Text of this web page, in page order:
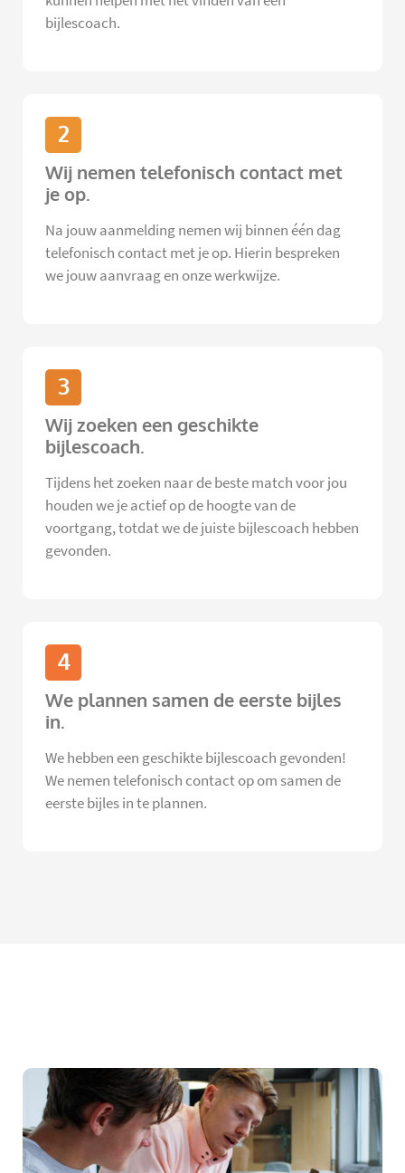
bijlescoach.
2
Wij nemen telefonisch contact met
je op.
Na jouw aanmelding nemen wij binnen één dag
telefonisch contact met je op. Hierin bespreken
we jouw aanvraag en onze werkwijze.
3
Wij zoeken een geschikte
bijlescoach.
Tijdens het zoeken naar de beste match voor jou
houden we je actief op de hoogte van de
voortgang, totdat we de juiste bijlescoach hebben
gevonden.
4
We plannen samen de eerste bijles
in.
We hebben een geschikte bijlescoach gevonden!
We nemen telefonisch contact op om samen de
eerste bijles in te plannen.